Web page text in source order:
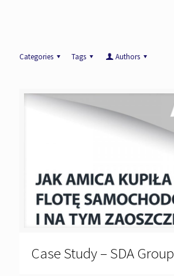
Categories Tags Authors
Case Study – SDA Group